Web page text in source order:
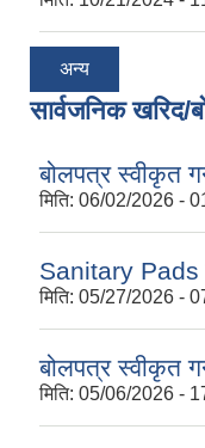
अन्य
सार्वजनिक खरिद/
बोलपत्र स्वीकृत
मिति: 06/02/2026 -
Sanitary Pads
मिति: 05/27/2026 -
बोलपत्र स्वीकृत
मिति: 05/06/2026 -